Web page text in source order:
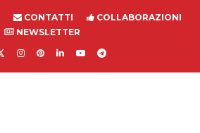
CONTATTI
COLLABORAZIONI
NEWSLETTER